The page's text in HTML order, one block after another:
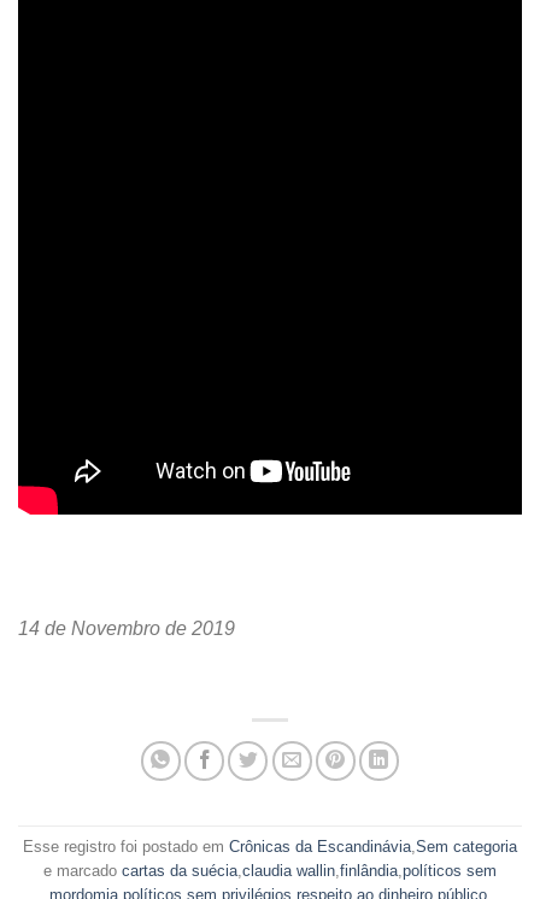
14 de Novembro de 2019
Esse registro foi postado em Crônicas da Escandinávia Sem categoria
e marcado cartas da suécia claudia wallin finlândia políticos sem
mordomia, políticos sem privilégios respeito ao dinheiro público.